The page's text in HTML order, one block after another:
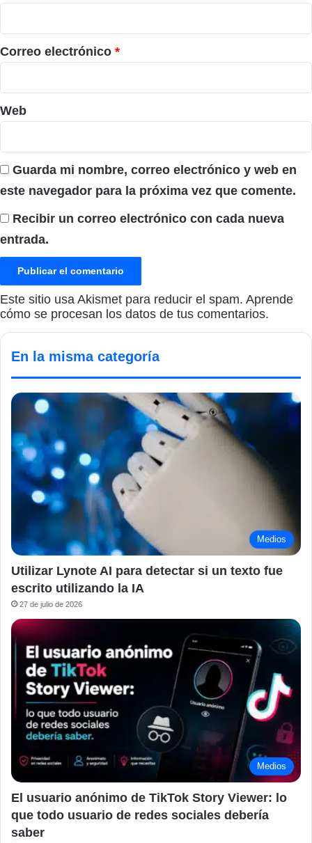
i
o
*
Correo electrónico *
Web
Guarda mi nombre, correo electrónico y web en
este navegador para la próxima vez que comente.
Recibir un correo electrónico con cada nueva
entrada.
Este sitio usa Akismet para reducir el spam. Aprende
cómo se procesan los datos de tus comentarios.
En la misma categoría
Medios
Utilizar Lynote AI para detectar si un texto fue
escrito utilizando la IA
27 de julio de 2026
Medios
El usuario anónimo de TikTok Story Viewer: lo
que todo usuario de redes sociales debería
saber